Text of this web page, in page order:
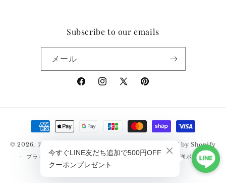
Subscribe to our emails
メール
FacebookInstagram
X
Pinterest
決
済
方
法
© 2026, アメカジ通販サイト｜RUDGE（ラッジ）
Powered by Shopify
プライバシーポリシー
返金ポリシー 利用規約 配送ポリシー